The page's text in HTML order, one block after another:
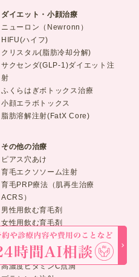
ダイエット・小顔治療
ニューロン（Newronn）
HIFU(ハイフ)
クリスタル(脂肪冷却分解)
サクセンダ(GLP-1)ダイエット注
射
ふくらはぎボトックス治療
小顔エラボトックス
脂肪溶解注射(FatX Core)
その他の治療
ピアス穴あけ
育毛エクソソーム注射
育毛PRP療法（肌再生治療
ACRS）
男性用飲む育毛剤
女性用飲む育毛剤
点滴・注射
高濃度ビタミンC点滴